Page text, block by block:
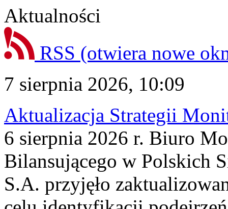
Aktualności
RSS (otwiera nowe
7 sierpnia 2026, 10:09
Aktualizacja Strategii
6 sierpnia 2026 r. Biuro
Bilansującego w Polskich
S.A. przyjęło